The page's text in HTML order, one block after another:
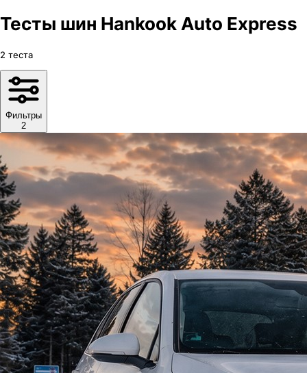
Тесты шин Hankook Auto Express
2 теста
Фильтры
2